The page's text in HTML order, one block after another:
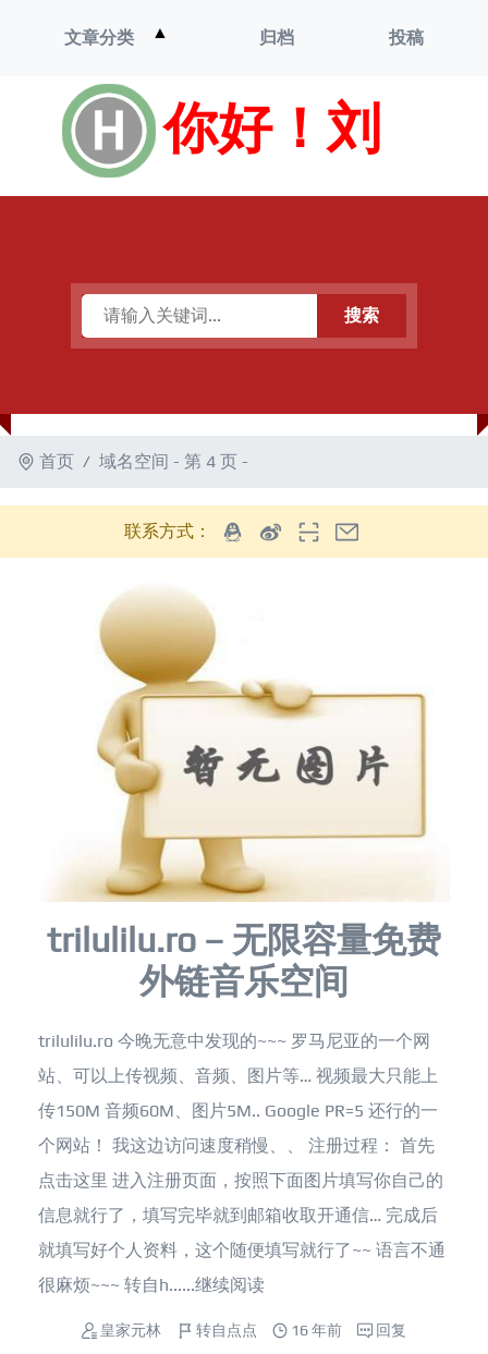
你好！刘
文章分类 ▲
单
归档 投稿
搜索
首页 域名空间 - 第 4 页 -
联系方式：
trilulilu.ro – 无限容量免费
外链音乐空间
trilulilu.ro 今晚无意中发现的~~~ 罗马尼亚的一个网
站、可以上传视频、音频、图片等… 视频最大只能上
传150M 音频60M、图片5M.. Google PR=5 还行的一
个网站！ 我这边访问速度稍慢、、 注册过程： 首先
点击这里 进入注册页面，按照下面图片填写你自己的
信息就行了，填写完毕就到邮箱收取开通信… 完成后
就填写好个人资料，这个随便填写就行了~~ 语言不通
很麻烦~~~ 转自h......继续阅读
皇家元林 转自点点 16 年前 回复